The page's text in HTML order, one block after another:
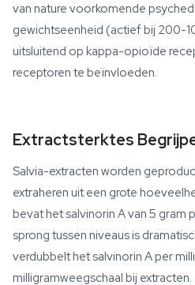
van nature voorkomende
gewichtseenheid (actief bij 200-
uitsluitend op kappa-opioïde
receptoren te beïnvloeden.
Extractsterktes
Salvia-extracten worden
extraheren uit een grote
bevat het salvinorin A van 5 gram
sprong tussen niveaus is
verdubbelt het salvinorin A per
milligramweegschaal bij extracten.